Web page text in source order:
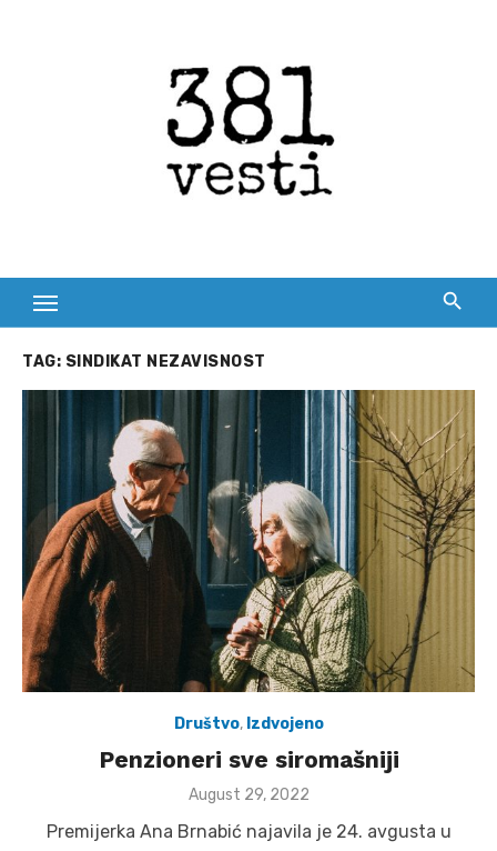
TAG: SINDIKAT NEZAVISNOST
Društvo, Izdvojeno
Penzioneri sve siromašniji
Posted
August 29, 2022
Premijerka Ana Brnabić najavila je 24. avgusta u